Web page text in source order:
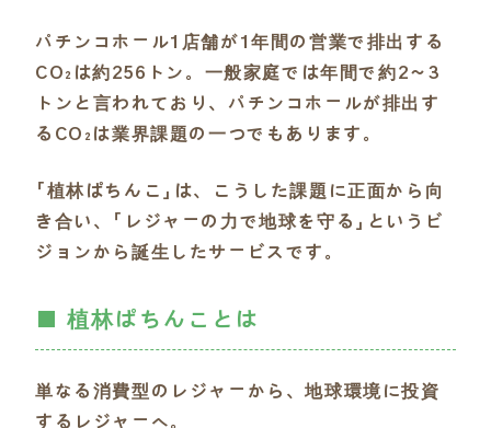
パチンコホール1店舗が1年間の営業で排出する
CO₂は約256トン。一般家庭では年間で約2～3
トンと言われており、パチンコホールが排出す
るCO₂は業界課題の一つでもあります。
「植林ぱちんこ」は、こうした課題に正面から向
き合い、「レジャーの力で地球を守る」というビ
ジョンから誕生したサービスです。
■ 植林ぱちんことは
単なる消費型のレジャーから、地球環境に投資
するレジャーへ。